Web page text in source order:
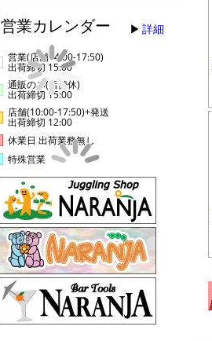
営業カレンダー 詳細
営業(店舗14:00-17:50)
出荷締切 15:00
通販のみ(店舗休)
出荷締切 15:00
店舗(10:00-17:50)+発送
出荷締切 12:00
休業日 出荷業務無し
特殊営業